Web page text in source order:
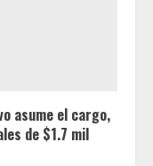
asume el cargo,
de $1.7 mil